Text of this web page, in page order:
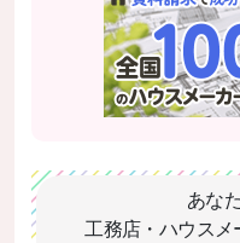
あな
工務店・ハウスメ